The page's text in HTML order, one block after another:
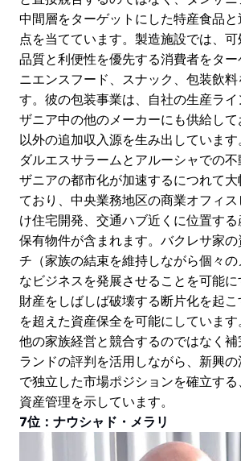
中間層をターゲットにした特産食品
点を当てています。製造施設では、
品質と利便性を優先する消費者をタ
ニエンスフード、スナック、包装飲料
す。彼の包装事業は、自社の生産ラ
ザニア中の他のメーカーにも供給し
以外の追加収入源を生み出しています。
ダルエスサラームとアルーシャでの
ザニアの都市化が加速するにつれて
ており、中央業務地区の商業オフィ
け住宅開発、交通ハブ近くに位置す
保有物件が含まれます。バクレサ家
チ（家族の結束を維持しながら個々
なビジネスを発展させることを可能
財産をしばしば破壊する断片化を起
を超えた資産保全を可能にしていま
他の家族経営と競合するのではなく
ランドの評判を活用しながら、新興
で独立した市場ポジションを確立す
資産管理を示しています。
7位：ナウシャド・メラリ